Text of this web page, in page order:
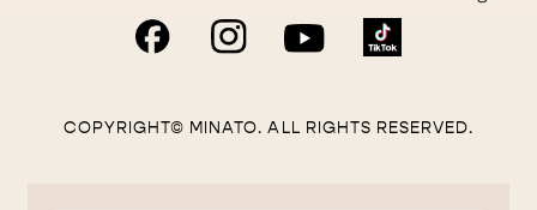
COPYRIGHT© MINATO. ALL RIGHTS RESERVED.